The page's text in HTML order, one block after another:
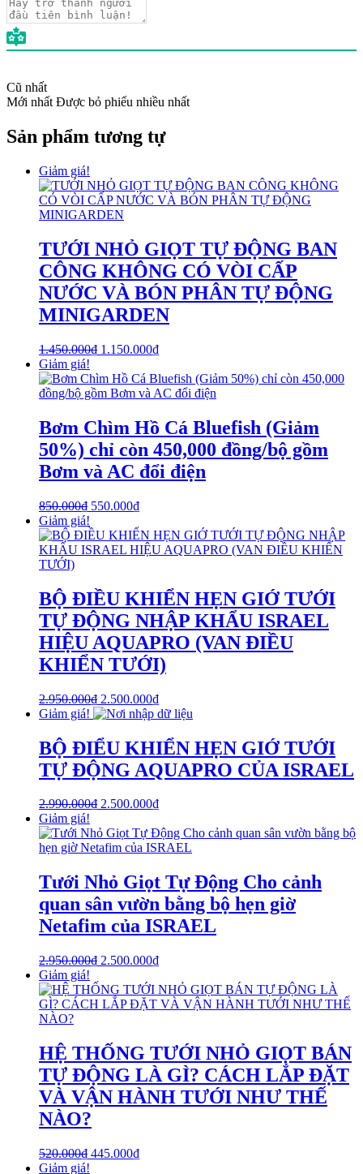
Cũ nhất
Mới nhất Được bỏ phiếu nhiều nhất
Sản phẩm tương tự
Giảm giá!
TƯỚI NHỎ GIỌT TỰ ĐỘNG BAN
CÔNG KHÔNG CÓ VÒI CẤP
NƯỚC VÀ BÓN PHÂN TỰ ĐỘNG
MINIGARDEN
1.450.000₫ 1.150.000₫
Giảm giá!
Bơm Chìm Hồ Cá Bluefish (Giảm
50%) chỉ còn 450,000 đồng/bộ gồm
Bơm và AC đổi điện
850.000₫ 550.000₫
Giảm giá!
BỘ ĐIỀU KHIỂN HẸN GIỚ TƯỚI
TỰ ĐỘNG NHẬP KHẨU ISRAEL
HIỆU AQUAPRO (VAN ĐIỀU
KHIỂN TƯỚI)
2.950.000₫ 2.500.000₫
Giảm giá!
BỘ ĐIỂU KHIỂN HẸN GIỚ TƯỚI
TỰ ĐỘNG AQUAPRO CỦA ISRAEL
2.990.000₫ 2.500.000₫
Giảm giá!
Tưới Nhỏ Giọt Tự Động Cho cảnh
quan sân vườn bằng bộ hẹn giờ
Netafim của ISRAEL
2.950.000₫ 2.500.000₫
Giảm giá!
HỆ THỐNG TƯỚI NHỎ GIỌT BÁN
TỰ ĐỘNG LÀ GÌ? CÁCH LẮP ĐẶT
VÀ VẬN HÀNH TƯỚI NHƯ THẾ
NÀO?
520.000₫ 445.000₫
Giảm giá!